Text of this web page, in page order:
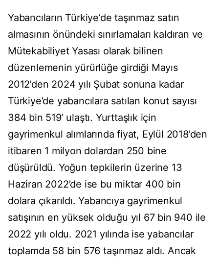
Yabancıların Türkiye’de taşınmaz satın
almasının önündeki sınırlamaları kaldıran ve
Mütekabiliyet Yasası olarak bilinen
düzenlemenin yürürlüğe girdiği Mayıs
2012’den 2024 yılı Şubat sonuna kadar
Türkiye’de yabancılara satılan konut sayısı
384 bin 519’ ulaştı. Yurttaşlık için
gayrimenkul alımlarında fiyat, Eylül 2018’den
itibaren 1 milyon dolardan 250 bine
düşürüldü. Yoğun tepkilerin üzerine 13
Haziran 2022’de ise bu miktar 400 bin
dolara çıkarıldı. Yabancıya gayrimenkul
satışının en yüksek olduğu yıl 67 bin 940 ile
2022 yılı oldu. 2021 yılında ise yabancılar
toplamda 58 bin 576 taşınmaz aldı. Ancak